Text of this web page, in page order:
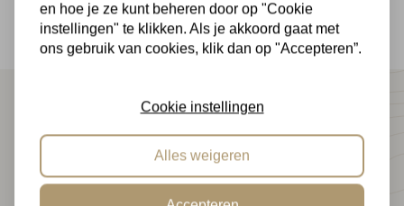
Wij zijn heel erg tevreden met ons
nieuwe hekwerk
en hoe je ze kunt beheren door op "Cookie
instellingen" te klikken. Als je akkoord gaat met
ons gebruik van cookies, klik dan op "Accepteren”.
Cookie instellingen
Alles weigeren